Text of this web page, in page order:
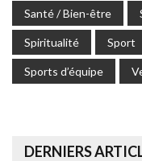
Santé / Bien-être
Spiritualité Sport
Sports d’équipe
DERNIERS